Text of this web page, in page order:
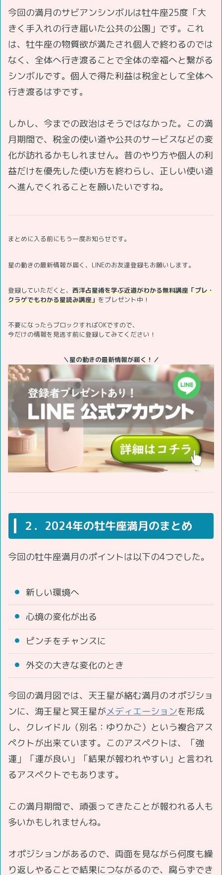
今回の満月のサビアンシンボルは牡牛座25度「大
きく手入れの行き届いた公共の公園」です。これ
は、牡牛座の物質欲が満たされ個人で終わるのでは
なく、全体へ行き渡ることで全体の幸福へと繋がる
シンボルです。個人で得た利益は税金として全体へ
行き渡るはずです。
しかし、今までの政治はそうではなかった。この満
月期間で、税金の使い道や公共のサービスなどの変
化が訪れるかもしれません。昔のやり方や個人の利
益だけを優先した使い方を終わらし、正しい使い道
へ進んでくれることを願いたいですね。
まとめに入る前にもう一度お知らせです。
星の動きの最新情報が届く、LINEのお友達登録もお願いします。
登録していただくと、 西洋占星術を学ぶ近道がわかる無料講座「プレ・
クラゲでもわかる星読み講座」をプレゼント中！
不要になったらブロックすればOKですので、
今だけの情報を見逃す前に登録してみてください！
＼星の動きの最新情報が届く！／
２．2024年の牡牛座満月のまとめ
今回の牡牛座満月のポイントは以下の4つでした。
新しい環境へ
心境の変化が出る
ピンチをチャンスに
外交の大きな変化のとき
今回の満月図では、天王星が絡む満月のオポジショ
ンに、海王星と冥王星がメディエーションを形成
し、クレイドル（別名：ゆりかご）という複合アス
ペクトが出来ています。このアスペクトは、「強
運」「運が良い」「結果が報われやすい」と言われ
るアスペクトでもあります。
この満月期間で、頑張ってきたことが報われる人も
多いかもしれませんね。
オポジションがあるので、両面を見ながら何度も繰
り返しやることで結果につながるので、腐らずでき